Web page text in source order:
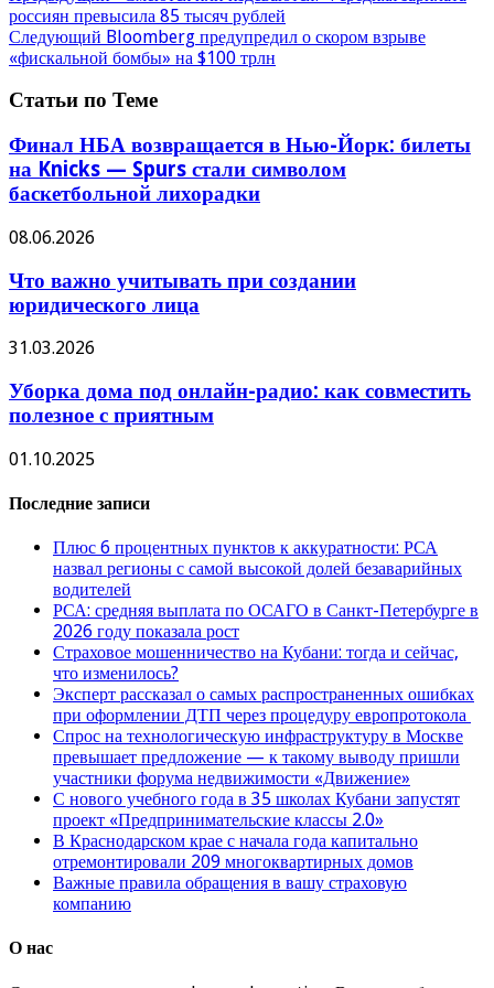
россиян превысила 85 тысяч рублей
Следующий Bloomberg предупредил о скором взрыве
«фискальной бомбы» на $100 трлн
Статьи по Теме
Финал НБА возвращается в Нью-Йорк: билеты
на Knicks — Spurs стали символом
баскетбольной лихорадки
08.06.2026
Что важно учитывать при создании
юридического лица
31.03.2026
Уборка дома под онлайн-радио: как совместить
полезное с приятным
01.10.2025
Последние записи
Плюс 6 процентных пунктов к аккуратности: РСА
назвал регионы с самой высокой долей безаварийных
водителей
РСА: средняя выплата по ОСАГО в Санкт-Петербурге в
2026 году показала рост
Страховое мошенничество на Кубани: тогда и сейчас,
что изменилось?
Эксперт рассказал о самых распространенных ошибках
при оформлении ДТП через процедуру европротокола
Спрос на технологическую инфраструктуру в Москве
превышает предложение — к такому выводу пришли
участники форума недвижимости «Движение»
С нового учебного года в 35 школах Кубани запустят
проект «Предпринимательские классы 2.0»
В Краснодарском крае с начала года капитально
отремонтировали 209 многоквартирных домов
Важные правила обращения в вашу страховую
компанию
О нас